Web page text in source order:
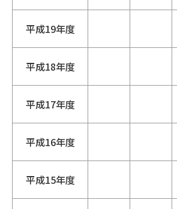
平成19年度
平成18年度
平成17年度
平成16年度
平成15年度